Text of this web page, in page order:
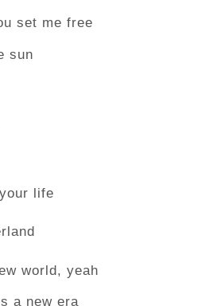
set me free
sun
life
world, yeah
a new era